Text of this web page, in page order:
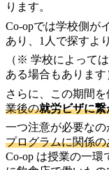
ります。
Co-opでは学校側が
あり、1人で探すよ
（※ 学校によって
ある場合もあります
さらに、この期間を
業後の就労ビザに繋
一つ注意が必要な
プログラムに関係の
Co-op は授業の一